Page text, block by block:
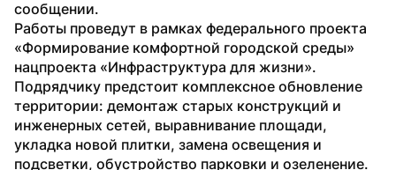
сообщении.
Работы проведут в рамках федерального проекта
«Формирование комфортной городской среды»
нацпроекта «Инфраструктура для жизни».
Подрядчику предстоит комплексное обновление
территории: демонтаж старых конструкций и
инженерных сетей, выравнивание площади,
укладка новой плитки, замена освещения и
подсветки, обустройство парковки и озеленение.